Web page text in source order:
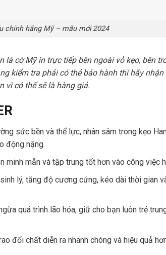
chính hãng Mỹ – mẫu mới 2024
lá cờ Mỹ in trực tiếp bên ngoài vỏ kẹo, bên
kiểm tra phải có thẻ bảo hành thì hãy nhận
vì có thể sẽ là hàng giả.
sức bền và thể lực, nhân sâm trong kẹo
động nặng.
minh mẫn và tập trung tốt hơn vào công việc
lý, tăng độ cương cứng, kéo dài thời gian
quá trình lão hóa, giữ cho bạn luôn trẻ
đổi chất diễn ra nhanh chóng và hiệu quả